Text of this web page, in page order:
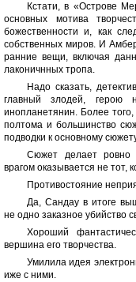
Кстати, в «Острове
основных мотива
божественности и, как
собственных миров. И
ранние вещи, включая
лаконичнных тропа.
Надо сказать,
главный злодей, герою
инопланетянин. Более
полтома и большинство
подводки к основному
Сюжет делает ровно
врагом оказывается не тот,
Противостояние
Да, Сандау в итоге
не одно заказное убийство
Хороший
вершина его творчества.
Умилила идея
иже с ними.